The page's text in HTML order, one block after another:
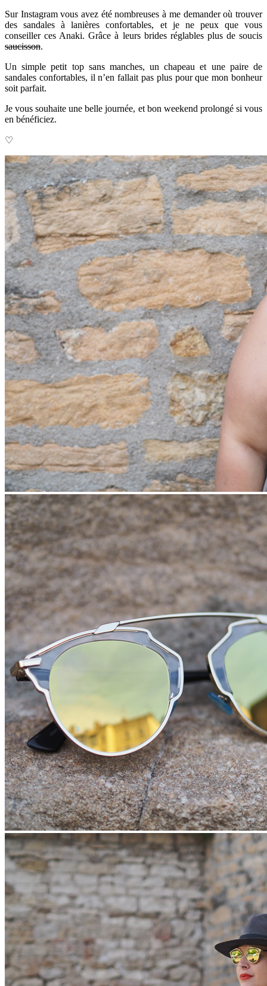
Sur Instagram vous avez été nombreuses à me demander où trouver
des sandales à lanières confortables, et je ne peux que vous
conseiller ces Anaki. Grâce à leurs brides réglables plus de soucis
saucisson.
Un simple petit top sans manches, un chapeau et une paire de
sandales confortables, il n’en fallait pas plus pour que mon bonheur
soit parfait.
Je vous souhaite une belle journée, et bon weekend prolongé si vous
en bénéficiez.
♡